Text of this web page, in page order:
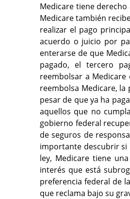
Medicare tiene
Medicare también
realizar el pago
acuerdo o juicio por
enterarse de que
pagado, el tercero
reembolsar a
reembolsa Medicare,
pesar de que ya ha
aquellos que no
gobierno federal
de seguros de
importante descubrir si
ley, Medicare tiene
interés que está
preferencia federal de
que reclama bajo su